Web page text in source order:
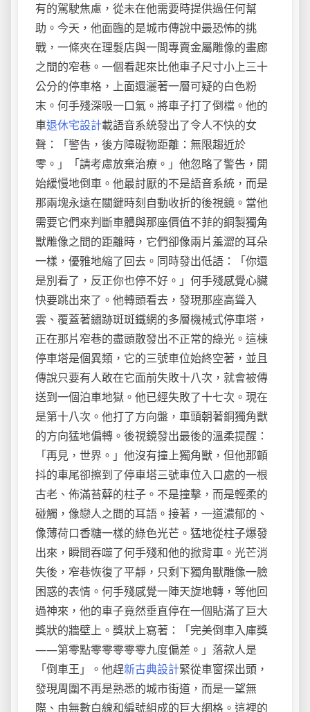
有的駕駛焦慮，從未在他需要時提供過任何幫
助。今天，他面臨的是城市傳說中最恐怖的挑
戰，一條夾在理髮店與一間專賣金屬雕像的畫廊
之間的窄巷。一個看起來比他車子尺寸小上三十
公分的停車格，上面還灑著一層可疑的白色粉
末。何手殘深吸一口氣。將車子打了倒檔。他的
車退休宅設計載語音系統發出了令人不快的女
聲：「警告，後方障礙物距離：無限趨近於
零。」「請考慮放棄治療。」他忽略了警告，開
始緩慢地倒車。他最討厭的不是語音系統，而是
那兩塊永遠在關鍵時刻自動收折的後視鏡。當他
需要它們來判斷車體與那座價值不菲的銅製獨角
獸雕像之間的距離時，它們卻像兩片羞澀的耳朵
一樣，優雅地縮了回去。同時發出低語：「你還
是別看了，反正你也停不好。」何手殘感覺心臟
快要跳出來了。他轉頭看去，發現那座高聳入
雲、覆蓋著鏽跡斑斑鐵網的多層機械式停車塔，
正在那片窄巷的盡頭散發出不正常的綠光。這棟
停車塔是個異類，它的三號車位始終空著，並且
傳說只要有人敢在它面前失敗十八次，就會被傳
送到一個泊車地獄。他已經失敗了十七次。現在
是第十八次。他打了方向盤，車頭朝著銅獨角獸
的方向猛地偏轉。後視鏡發出最後的溫柔提醒：
「再見，世界。」他沒有撞上獨角獸，但他那顫
抖的車尾卻擦到了停車塔三號車位入口處的一根
古老、佈滿苔蘚的柱子。不是撞擊，而是輕柔的
碰觸，像戀人之間的耳語。接著，一道濃郁的、
像薄荷口香糖一樣的綠色光芒。猛地從柱子爆發
出來，瞬間吞噬了何手殘和他的掀背車。光芒消
失後，窄巷恢復了平靜，只剩下獨角獸雕像一臉
困惑的表情。何手殘感覺一陣天旋地轉，等他回
過神來，他的車子竟然垂直停在一個貼滿了巨大
獎狀的牆壁上。獎狀上寫著：「完美倒車入庫獎
——第零點零零零零零九度偏差。」落款人是
「倒車王」。他趕新古典設計緊從車窗探出頭，
發現周圍不再是熟悉的城市街道，而是一望無
際、由無數白線和編號組成的巨大網格。這裡的